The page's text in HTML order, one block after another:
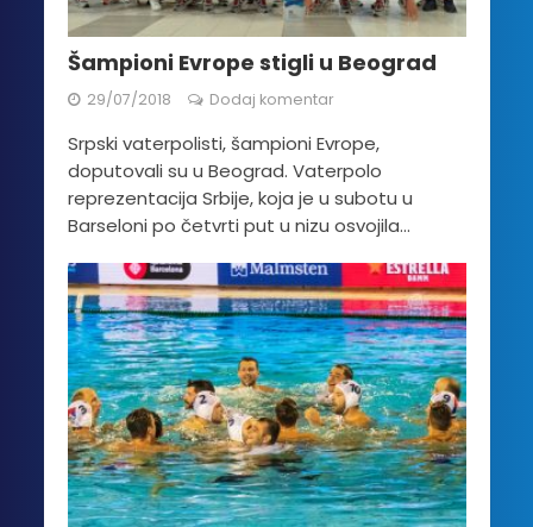
Šampioni Evrope stigli u Beograd
29/07/2018 Dodaj komentar
Srpski vaterpolisti, šampioni Evrope,
doputovali su u Beograd. Vaterpolo
reprezentacija Srbije, koja je u subotu u
Barseloni po četvrti put u nizu osvojila...